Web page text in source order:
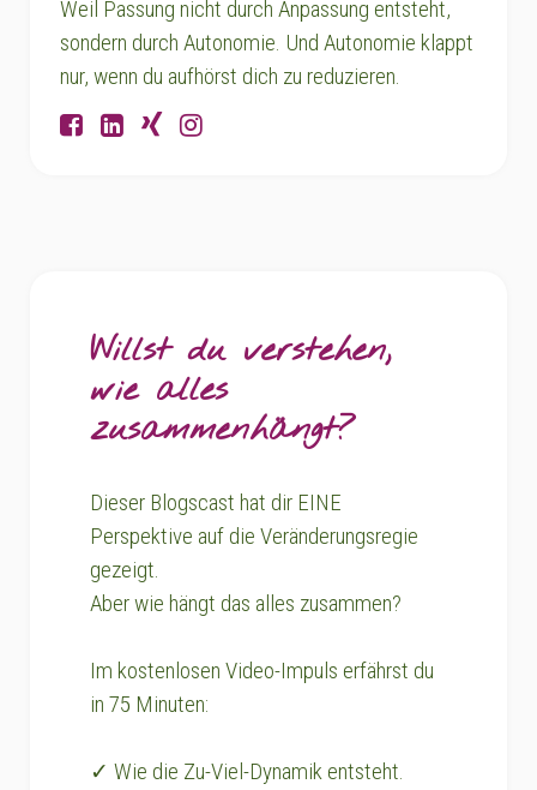
Weil Passung nicht durch Anpassung entsteht,
sondern durch Autonomie. Und Autonomie klappt
nur, wenn du aufhörst dich zu reduzieren.
Willst du verstehen,
wie alles
zusammenhängt?
Dieser Blogscast hat dir EINE
Perspektive auf die Veränderungsregie
gezeigt.
Aber wie hängt das alles zusammen?
Im kostenlosen Video-Impuls erfährst du
in 75 Minuten:
✓ Wie die Zu-Viel-Dynamik entsteht.